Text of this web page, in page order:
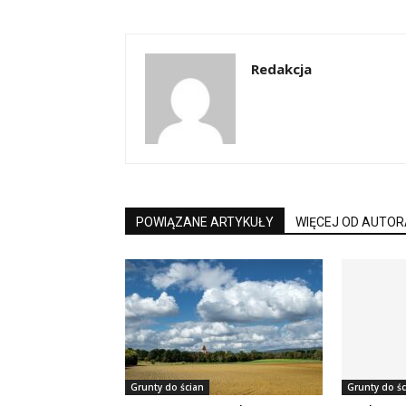
Redakcja
POWIĄZANE ARTYKUŁY WIĘCEJ OD
Grunty do ścian Grunty do